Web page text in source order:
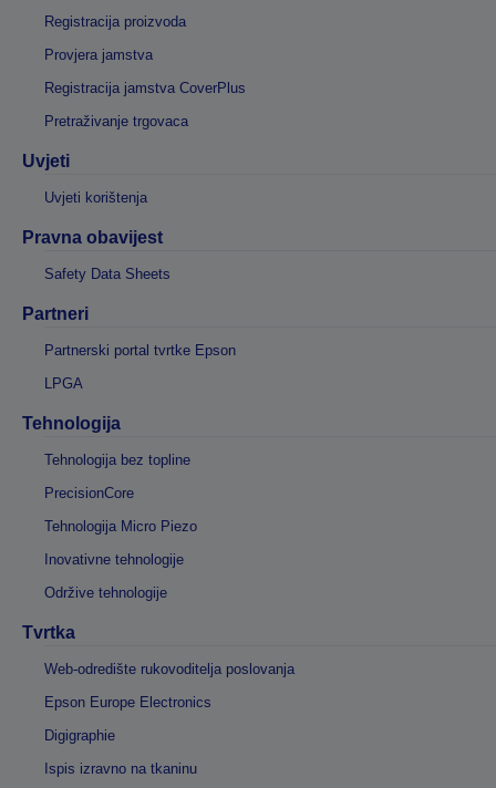
Registracija proizvoda
Provjera jamstva
Registracija jamstva CoverPlus
Pretraživanje trgovaca
Uvjeti
Uvjeti korištenja
Pravna obavijest
Safety Data Sheets
Partneri
Partnerski portal tvrtke Epson
LPGA
Tehnologija
Tehnologija bez topline
PrecisionCore
Tehnologija Micro Piezo
Inovativne tehnologije
Održive tehnologije
Tvrtka
Web-odredište rukovoditelja poslovanja
Epson Europe Electronics
Digigraphie
Ispis izravno na tkaninu